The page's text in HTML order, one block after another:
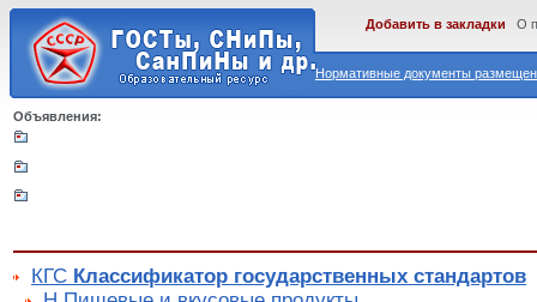
Нормативные документы
Добавить в закладки О
Объявления:
КГС Классификатор государственных стандартов